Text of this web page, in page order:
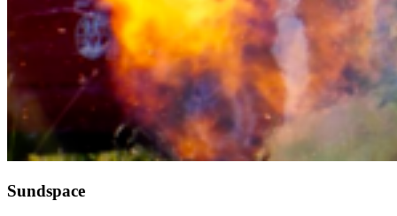
Sundspace
Webmailer
Zeiterfassung